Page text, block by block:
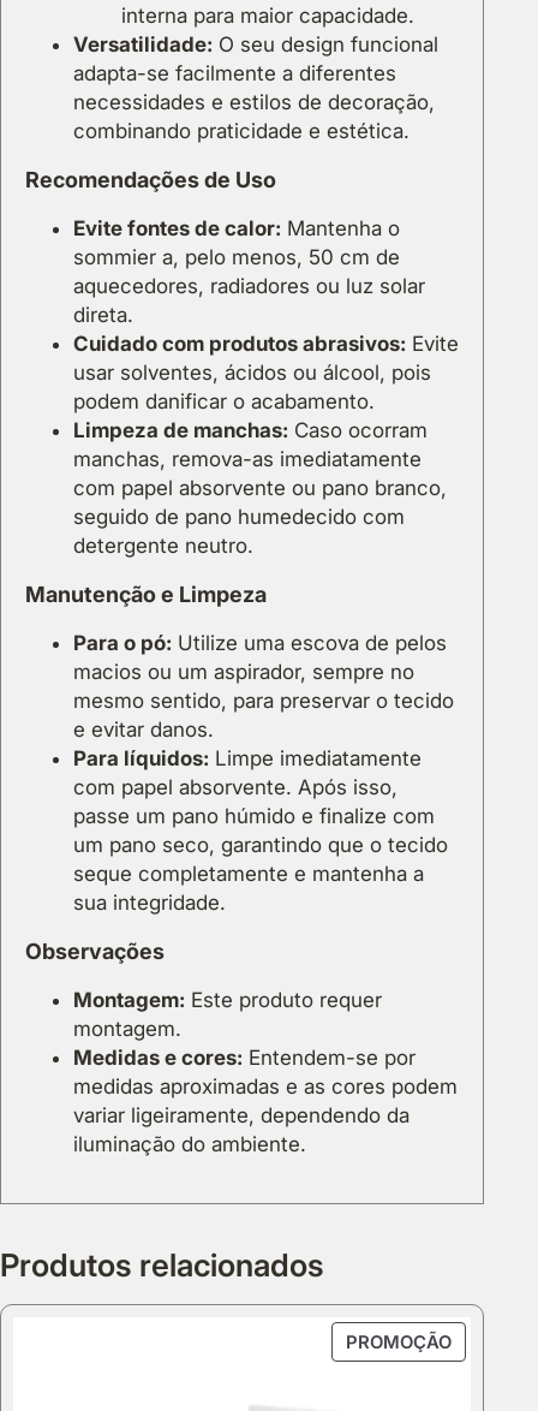
interna para maior capacidade.
Versatilidade: O seu design funcional
adapta-se facilmente a diferentes
necessidades e estilos de decoração,
combinando praticidade e estética.
Recomendações de Uso
Evite fontes de calor: Mantenha o
sommier a, pelo menos, 50 cm de
aquecedores, radiadores ou luz solar
direta.
Cuidado com produtos abrasivos: Evite
usar solventes, ácidos ou álcool, pois
podem danificar o acabamento.
Limpeza de manchas: Caso ocorram
manchas, remova-as imediatamente
com papel absorvente ou pano branco,
seguido de pano humedecido com
detergente neutro.
Manutenção e Limpeza
Para o pó: Utilize uma escova de pelos
macios ou um aspirador, sempre no
mesmo sentido, para preservar o tecido
e evitar danos.
Para líquidos: Limpe imediatamente
com papel absorvente. Após isso,
passe um pano húmido e finalize com
um pano seco, garantindo que o tecido
seque completamente e mantenha a
sua integridade.
Observações
Montagem: Este produto requer
montagem.
Medidas e cores: Entendem-se por
medidas aproximadas e as cores podem
variar ligeiramente, dependendo da
iluminação do ambiente.
Produtos relacionados
PROMOÇÃO